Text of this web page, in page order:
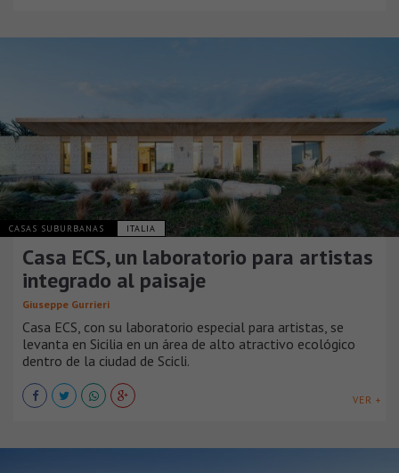
CASAS SUBURBANAS ITALIA
Casa ECS, un laboratorio para artistas
integrado al paisaje
Giuseppe Gurrieri
Casa ECS, con su laboratorio especial para artistas, se
levanta en Sicilia en un área de alto atractivo ecológico
dentro de la ciudad de Scicli.
VER +